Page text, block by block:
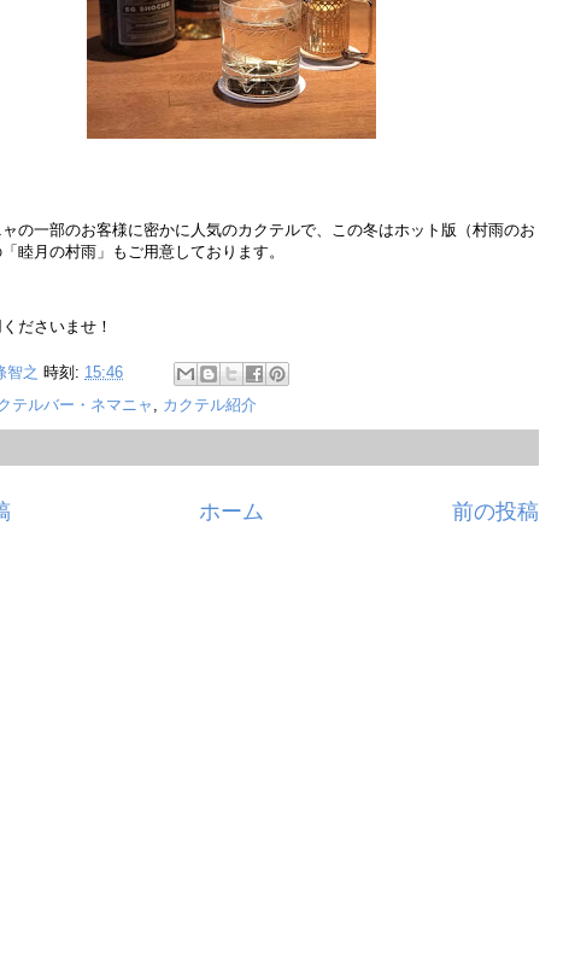
の一部のお客様に密かに人気のカクテルで、この冬はホット版（村雨のお
睦月の村雨」もご用意しております。
ださいませ！
智之 時刻: 15:46
テルバー・ネマニャ カクテル紹介
前の投稿
ホーム